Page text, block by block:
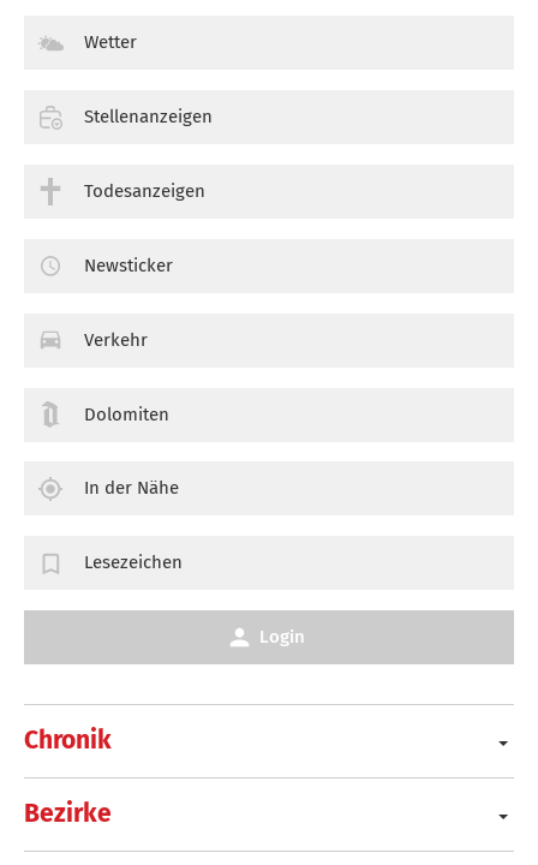
Chronik
Bezirke
Wetter
Stellenanzeigen
Todesanzeigen
Newsticker
Verkehr
Dolomiten
In der Nähe
Lesezeichen
Login